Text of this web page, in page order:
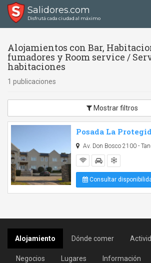
Salidores.com
Disfrutá cada ciudad al máximo
Alojamientos con Bar,
fumadores y Room service /
habitaciones
1 publicaciones
Mostrar filtros
Posada La
Av. Don Bosco 2100 -
Consultar
Alojamiento Dónde comer
Negocios Lugares Información